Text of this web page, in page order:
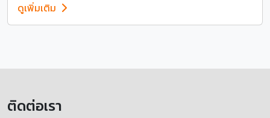
ดูเพิ่มเติม
ติดต่อเรา